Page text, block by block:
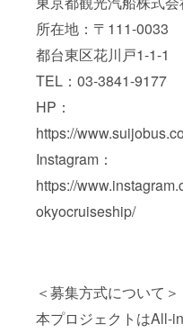
所在地：〒111-0033
都台東区花川戸1-1-1
TEL：03-3841-9177
HP：
https://
Instagram：
https://
okyocruiseship/
＜募集方式について＞
本プロジェクトはAll-